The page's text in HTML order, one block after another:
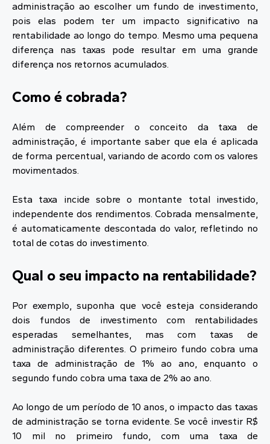
administração ao escolher um fundo de investimento,
pois elas podem ter um impacto significativo na
rentabilidade ao longo do tempo. Mesmo uma pequena
diferença nas taxas pode resultar em uma grande
diferença nos retornos acumulados.
Como é cobrada?
Além de compreender o conceito da taxa de
administração, é importante saber que ela é aplicada
de forma percentual, variando de acordo com os valores
movimentados.
Esta taxa incide sobre o montante total investido,
independente dos rendimentos. Cobrada mensalmente,
é automaticamente descontada do valor, refletindo no
total de cotas do investimento.
Qual o seu impacto na rentabilidade?
Por exemplo, suponha que você esteja considerando
dois fundos de investimento com rentabilidades
esperadas semelhantes, mas com taxas de
administração diferentes. O primeiro fundo cobra uma
taxa de administração de 1% ao ano, enquanto o
segundo fundo cobra uma taxa de 2% ao ano.
Ao longo de um período de 10 anos, o impacto das taxas
de administração se torna evidente. Se você investir R$
10 mil no primeiro fundo, com uma taxa de